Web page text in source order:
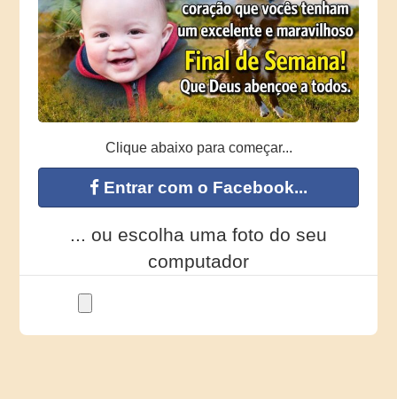
Clique abaixo para começar...
Entrar com o Facebook...
... ou escolha uma foto do seu
computador